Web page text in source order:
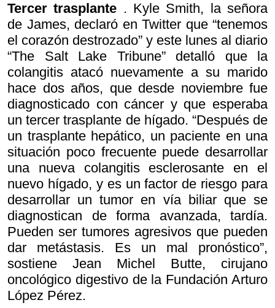
Tercer trasplante . Kyle Smith, la señora
de James, declaró en Twitter que “tenemos
el corazón destrozado” y este lunes al diario
“The Salt Lake Tribune” detalló que la
colangitis atacó nuevamente a su marido
hace dos años, que desde noviembre fue
diagnosticado con cáncer y que esperaba
un tercer trasplante de hígado. “Después de
un trasplante hepático, un paciente en una
situación poco frecuente puede desarrollar
una nueva colangitis esclerosante en el
nuevo hígado, y es un factor de riesgo para
desarrollar un tumor en vía biliar que se
diagnostican de forma avanzada, tardía.
Pueden ser tumores agresivos que pueden
dar metástasis. Es un mal pronóstico”,
sostiene Jean Michel Butte, cirujano
oncológico digestivo de la Fundación Arturo
López Pérez.